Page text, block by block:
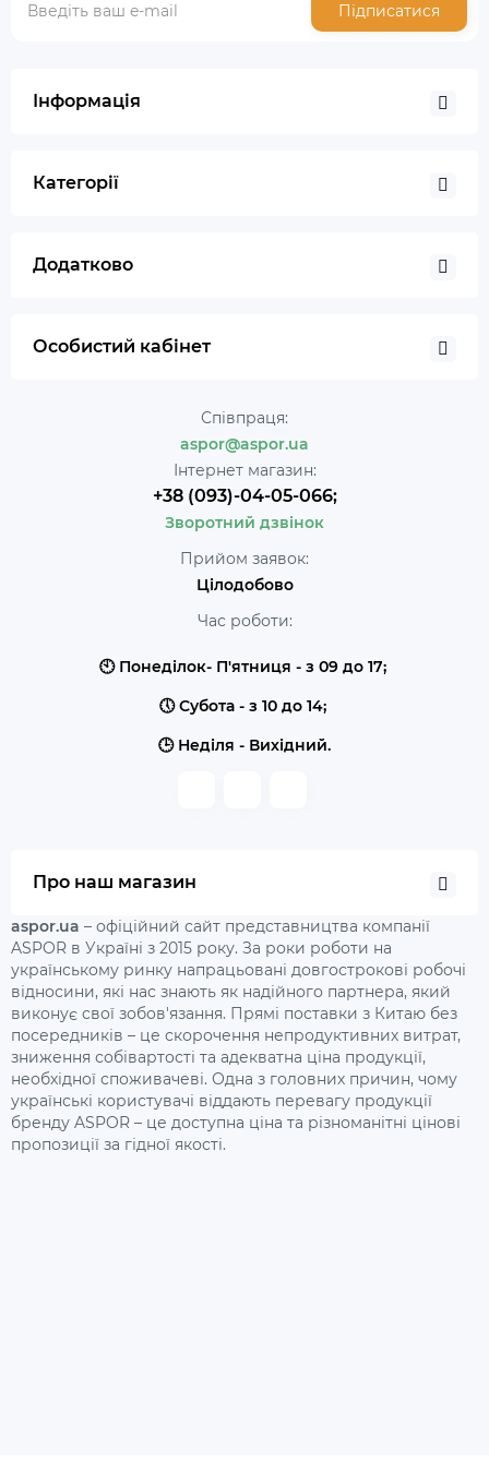
Підписатися
Інформація
Категорії
Додатково
Особистий кабінет
Співпраця:
aspor@aspor.ua
Інтернет магазин:
+38 (093)-04-05-066;
Зворотний дзвінок
Прийом заявок:
Цілодобово
Час роботи:
🕙 Понеділок- П'ятниця - з 09 до 17;
🕔 Субота - з 10 до 14;
🕒 Неділя - Вихідний.
Про наш магазин
aspor.ua – офіційний сайт представництва компанії
ASPOR в Україні з 2015 року. За роки роботи на
українському ринку напрацьовані довгострокові робочі
відносини, які нас знають як надійного партнера, який
виконує свої зобов'язання. Прямі поставки з Китаю без
посередників – це скорочення непродуктивних витрат,
зниження собівартості та адекватна ціна продукції,
необхідної споживачеві. Одна з головних причин, чому
українські користувачі віддають перевагу продукції
бренду ASPOR – це доступна ціна та різноманітні цінові
пропозиції за гідної якості.